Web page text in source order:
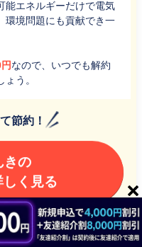
能エネルギーだけで電気
環境問題にも貢献でき一
なので、いつでも解約
う。
節約！
の
く見る